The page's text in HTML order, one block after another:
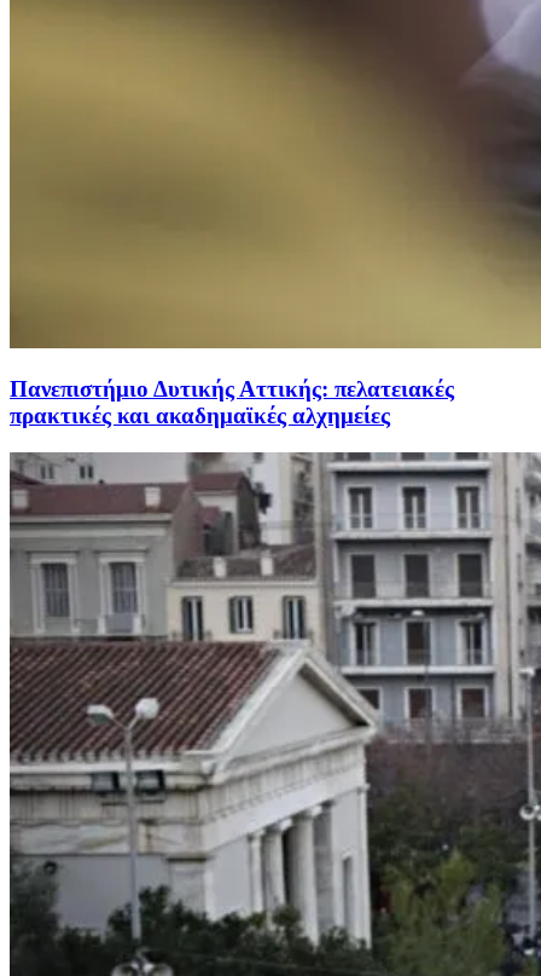
Πανεπιστήμιο Δυτικής Αττικής: πελατειακές
πρακτικές και ακαδημαϊκές αλχημείες